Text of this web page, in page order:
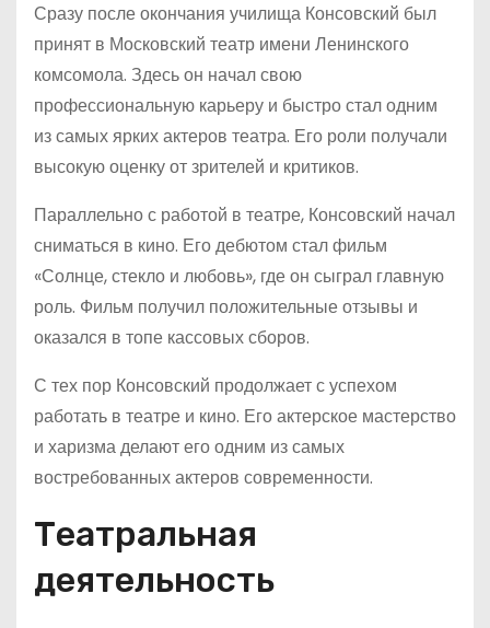
Сразу после окончания училища Консовский был
принят в Московский театр имени Ленинского
комсомола. Здесь он начал свою
профессиональную карьеру и быстро стал одним
из самых ярких актеров театра. Его роли получали
высокую оценку от зрителей и критиков.
Параллельно с работой в театре, Консовский начал
сниматься в кино. Его дебютом стал фильм
«Солнце, стекло и любовь», где он сыграл главную
роль. Фильм получил положительные отзывы и
оказался в топе кассовых сборов.
С тех пор Консовский продолжает с успехом
работать в театре и кино. Его актерское мастерство
и харизма делают его одним из самых
востребованных актеров современности.
Театральная
деятельность